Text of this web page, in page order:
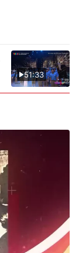
51:33